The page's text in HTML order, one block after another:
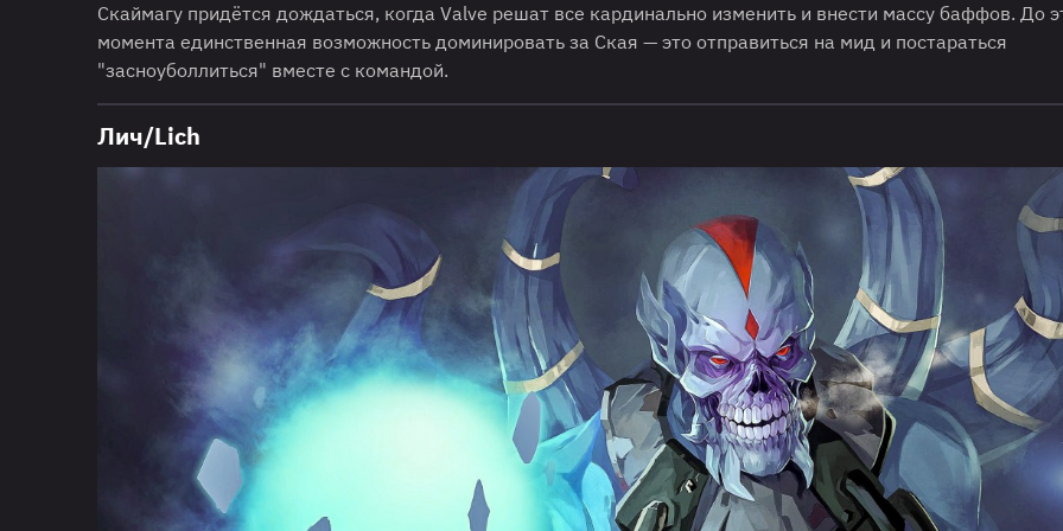
Скаймагу придётся дождаться, когда Valve решат все кардинально изменить и внести массу баффов. До
момента единственная возможность доминировать за Ская — это отправиться на мид и постараться
"засноуболлиться" вместе с командой.
Лич/Lich